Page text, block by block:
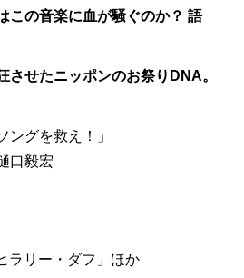
この音楽に血が騒ぐのか？ 語
させたニッポンのお祭りDNA。
ングを救え！」
口毅宏
ラリー・ダフ」ほか